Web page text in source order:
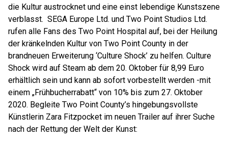
die Kultur austrocknet und eine einst lebendige Kunstszene
verblasst. SEGA Europe Ltd. und Two Point Studios Ltd.
rufen alle Fans des Two Point Hospital auf, bei der Heilung
der kränkelnden Kultur von Two Point County in der
brandneuen Erweiterung ‘Culture Shock’ zu helfen. Culture
Shock wird auf Steam ab dem 20. Oktober für 8,99 Euro
erhältlich sein und kann ab sofort vorbestellt werden -mit
einem „Frühbucherrabatt“ von 10% bis zum 27. Oktober
2020. Begleite Two Point County’s hingebungsvollste
Künstlerin Zara Fitzpocket im neuen Trailer auf ihrer Suche
nach der Rettung der Welt der Kunst: